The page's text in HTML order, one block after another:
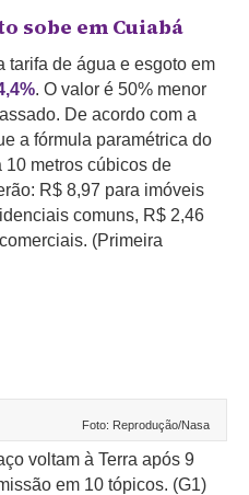
sobe em Cuiabá
tarifa de água e esgoto em
. O valor é 50% menor
De acordo com a
a fórmula paramétrica do
10 metros cúbicos de
R$ 8,97 para imóveis
comuns, R$ 2,46
(Primeira
Foto: Reprodução/Nasa
voltam à Terra após 9
em 10 tópicos. (G1)